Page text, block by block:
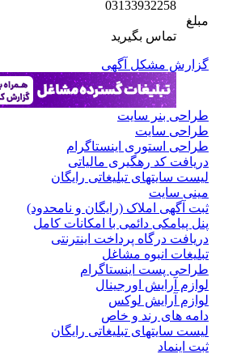
03133932258
تماس بگیرید
گزارش مشکل آگهی
طراحی بنر سایت
طراحی سایت
طراحی استوری اینستاگرام
دریافت کد رهگیری مالیاتی
لیست سایتهای تبلیغاتی رایگان
مینی سایت
ثبت آگهی املاک (رایگان و نامحدود)
پنل پیامکی دائمی با امکانات کامل
دریافت درگاه پرداخت اینترنتی
تبلیغات انبوه مشاغل
طراحی پست اینستاگرام
لوازم آرایش اورجینال
لوازم آرایش لوکس
دامه های رند و خاص
لیست سایتهای تبلیغاتی رایگان
ثبت اینماد